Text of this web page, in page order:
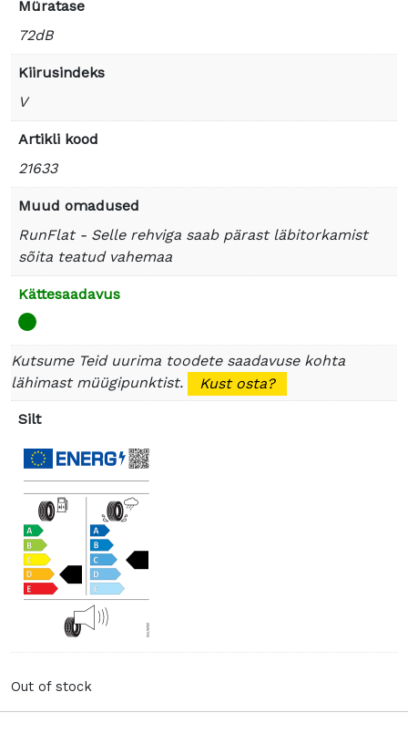
Müratase
72dB
Kiirusindeks
V
Artikli kood
21633
Muud omadused
RunFlat - Selle rehviga saab pärast läbitorkamist
sõita teatud vahemaa
Kättesaadavus
Kutsume Teid uurima toodete saadavuse kohta
lähimast müügipunktist.
Kust osta?
Silt
Out of stock